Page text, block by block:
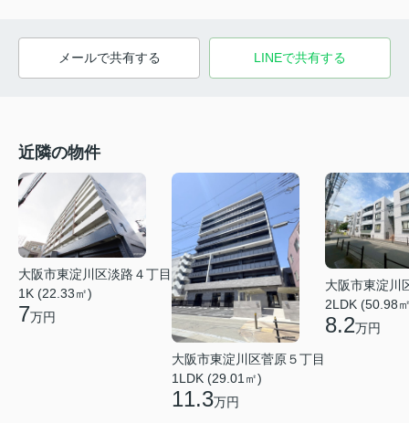
メールで共有する LINEで共有する
近隣の物件
大阪市東淀川区淡路４丁目
1K (22.33㎡)
7万円
大阪市東淀川区菅原５丁目
1LDK (29.01㎡)
11.3万円
大阪市東淀川
2LDK (50.98
8.2万円